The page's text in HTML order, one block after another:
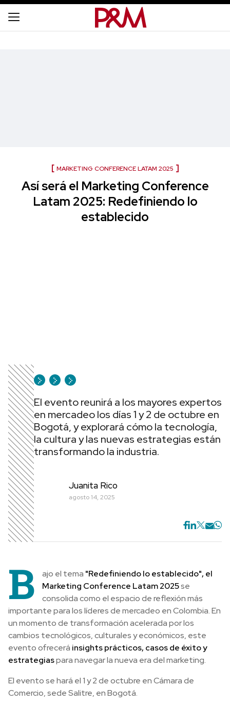
MARKETING CONFERENCE LATAM 2025
Así será el Marketing Conference
Latam 2025: Redefiniendo lo
establecido
El evento reunirá a los mayores expertos
en mercadeo los días 1 y 2 de octubre en
Bogotá, y explorará cómo la tecnología,
la cultura y las nuevas estrategias están
transformando la industria.
Juanita Rico
agosto 14, 2025
B ajo el tema "Redefiniendo lo establecido", el
Marketing Conference Latam 2025se
consolida como el espacio de reflexión más
importante para los líderes de mercadeo en Colombia. En
un momento de transformación acelerada por los
cambios tecnológicos, culturales y económicos, este
evento ofrecerá insights prácticos, casos de éxito y
estrategiaspara navegar la nueva era del marketing.
El evento se hará el 1 y 2 de octubre en Cámara de
Comercio, sede Salitre, en Bogotá.